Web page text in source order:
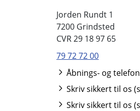
Jorden Rundt 1
7200 Grindsted
CVR 29 18 97 65
79 72 72 00
Åbnings- og
Skriv sikkert til os
Skriv sikkert til os